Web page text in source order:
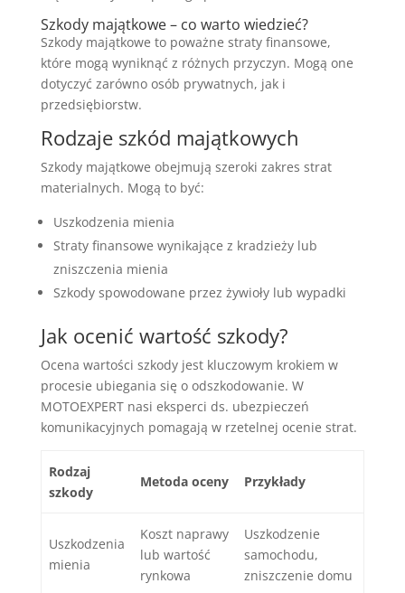
Szkody majątkowe – co warto wiedzieć?
Szkody majątkowe to poważne straty finansowe,
które mogą wyniknąć z różnych przyczyn. Mogą one
dotyczyć zarówno osób prywatnych, jak i
przedsiębiorstw.
Rodzaje szkód majątkowych
Szkody majątkowe obejmują szeroki zakres strat
materialnych. Mogą to być:
Uszkodzenia mienia
Straty finansowe wynikające z kradzieży lub
zniszczenia mienia
Szkody spowodowane przez żywioły lub wypadki
Jak ocenić wartość szkody?
Ocena wartości szkody jest kluczowym krokiem w
procesie ubiegania się o odszkodowanie. W
MOTOEXPERT nasi eksperci ds. ubezpieczeń
komunikacyjnych pomagają w rzetelnej ocenie strat.
Rodzaj
szkody
Metoda oceny Przykłady
Uszkodzenia
mienia
Koszt naprawy
lub wartość
rynkowa
Uszkodzenie
samochodu,
zniszczenie domu